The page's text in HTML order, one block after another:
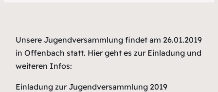
Unsere Jugendversammlung findet am 26.01.2019
in Offenbach statt. Hier geht es zur Einladung und
weiteren Infos:
Einladung zur Jugendversammlung 2019